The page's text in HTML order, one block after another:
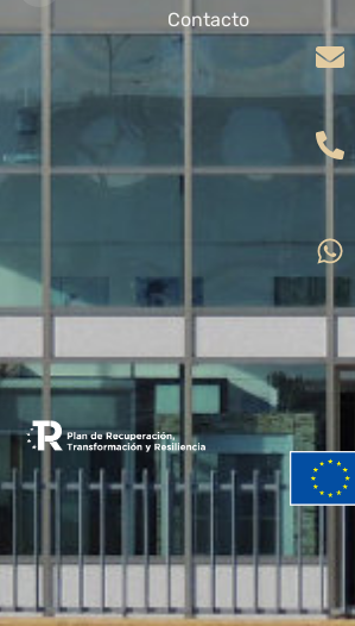
Contacto